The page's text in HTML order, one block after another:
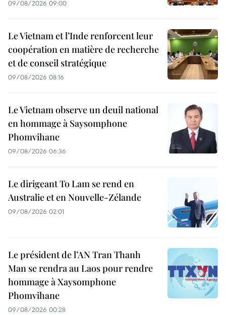
09/08/2026 09:00
Le Vietnam et l’Inde renforcent leur
coopération en matière de recherche
et de conseil stratégique
09/08/2026 08:16
Le Vietnam observe un deuil national
en hommage à Saysomphone
Phomvihane
09/08/2026 06:36
Le dirigeant To Lam se rend en
Australie et en Nouvelle-Zélande
09/08/2026 02:01
Le président de l’AN Tran Thanh
Man se rendra au Laos pour rendre
hommage à Xaysomphone
Phomvihane
09/08/2026 00:28